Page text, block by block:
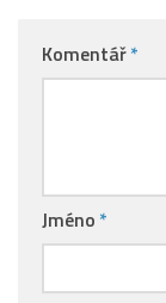
Komentář*
Jméno *